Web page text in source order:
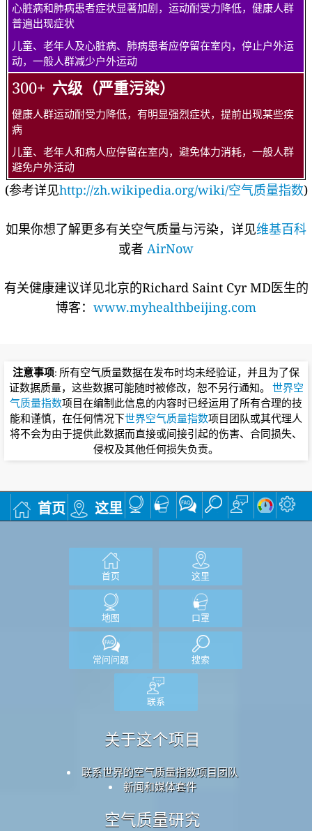
心脏病和肺病患者症状显著加剧，运动耐受力降低，健康人群
普遍出现症状
儿童、老年人及心脏病、肺病患者应停留在室内，停止户外运
动，一般人群减少户外运动
300+ 六级（严重污染）
健康人群运动耐受力降低，有明显强烈症状，提前出现某些疾
病
儿童、老年人和病人应停留在室内，避免体力消耗，一般人群
避免户外活动
(参考详见http://zh.wikipedia.org/wiki/空气质量指数)
如果你想了解更多有关空气质量与污染，详见维基百科
或者 AirNow
有关健康建议详见北京的Richard Saint Cyr MD医生的
博客： www.myhealthbeijing.com
注意事项: 所有空气质量数据在发布时均未经验证，并且为了保
证数据质量，这些数据可能随时被修改，恕不另行通知。 世界空
气质量指数项目在编制此信息的内容时已经运用了所有合理的技
能和谨慎，在任何情况下世界空气质量指数项目团队或其代理人
将不会为由于提供此数据而直接或间接引起的伤害、合同损失、
侵权及其他任何损失负责。
首页 这里
首页 这里
地图 口罩
常问问题 搜索
联系
关于这个项目
联系世界的空气质量指数项目团队
新闻和媒体套件
空气质量研究